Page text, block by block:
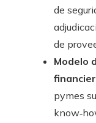
de
de
Modelo
pymes